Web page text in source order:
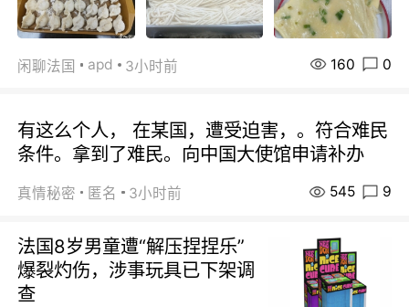
闲聊法国 apd 3小时前 160 0
有这么个人， 在某国，遭受迫害，。符合难民
条件。拿到了难民。向中国大使馆申请补办
真情秘密 匿名 3小时前 545 9
法国8岁男童遭“解压捏捏乐”
爆裂灼伤，涉事玩具已下架调
查